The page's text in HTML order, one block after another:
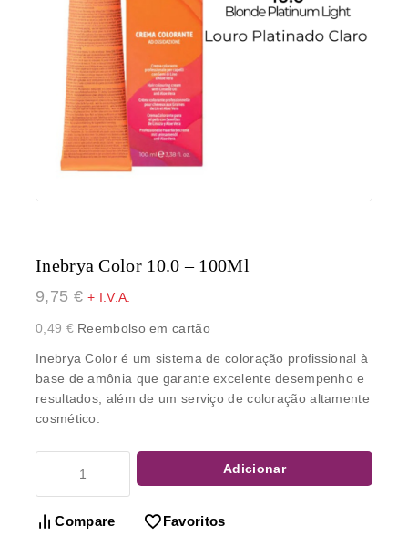
Inebrya Color 10.0 – 100Ml
9,75 € + I.V.A.
0,49 €Reembolso em cartão
Inebrya Color é um sistema de coloração profissional à
base de amônia que garante excelente desempenho e
resultados, além de um serviço de coloração altamente
cosmético.
Adicionar
Compare Favoritos